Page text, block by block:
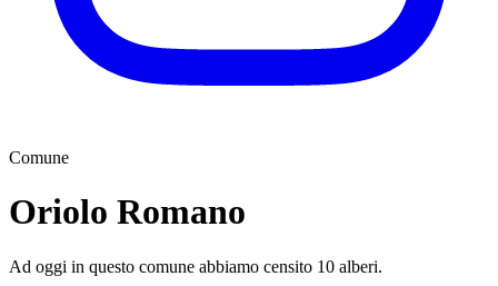
Comune
Oriolo Romano
Ad oggi in questo comune abbiamo censito 10 alberi.